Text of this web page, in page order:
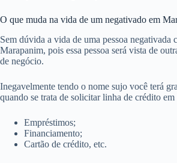
O que muda na vida de um negativado em
Sem dúvida a vida de uma pessoa negativada
Marapanim, pois essa pessoa será vista de
de negócio.
Inegavelmente tendo o nome sujo você terá
quando se trata de solicitar linha de crédito
Empréstimos;
Financiamento;
Cartão de crédito, etc.